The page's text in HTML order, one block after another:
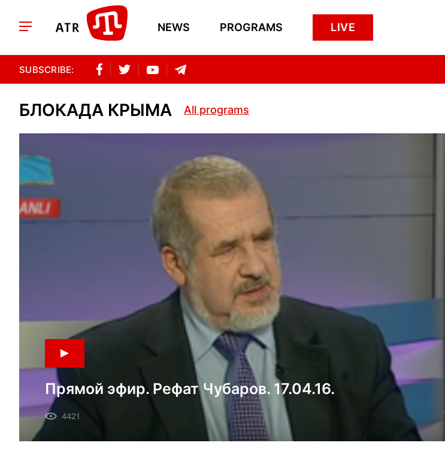
NEWS PROGRAMS LIVE
SUBSCRIBE:
БЛОКАДА КРЫМА All programs
Прямой эфир. Рефат Чубаров. 17.04.16.
4421